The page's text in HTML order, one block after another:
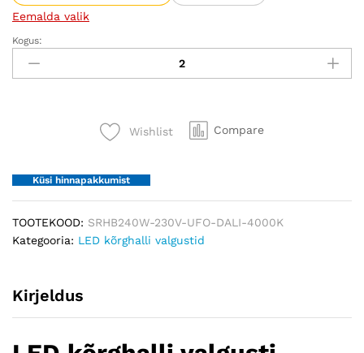
Eemalda valik
LED
kõrghalli
valgusti
Kogus:
Wishlist Compare
Küsi hinnapakkumist
TOOTEKOOD: SRHB240W-230V-UFO-DALI-4000K
Kategooria: LED kõrghalli valgustid
Kirjeldus